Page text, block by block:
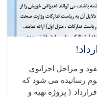
و مراحل اجرایوي
رسانیده می شود که
{ پروژه تهیه و